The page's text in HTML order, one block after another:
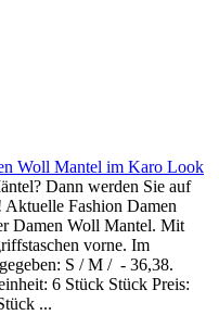
Woll Mantel im Karo Look
Dann werden Sie auf
Aktuelle Fashion Damen
Damen Woll Mantel. Mit
vorne. Im
S / M / - 36,38.
6 Stück Stück Preis:
...